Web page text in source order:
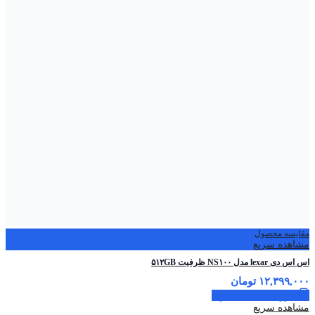
مقایسه محصول
مشاهده سریع
اس اس دی lexar مدل NS۱۰۰ ظرفیت ۵۱۲GB
۱۲,۳۹۹,۰۰۰ تومان
مشاهده سریع